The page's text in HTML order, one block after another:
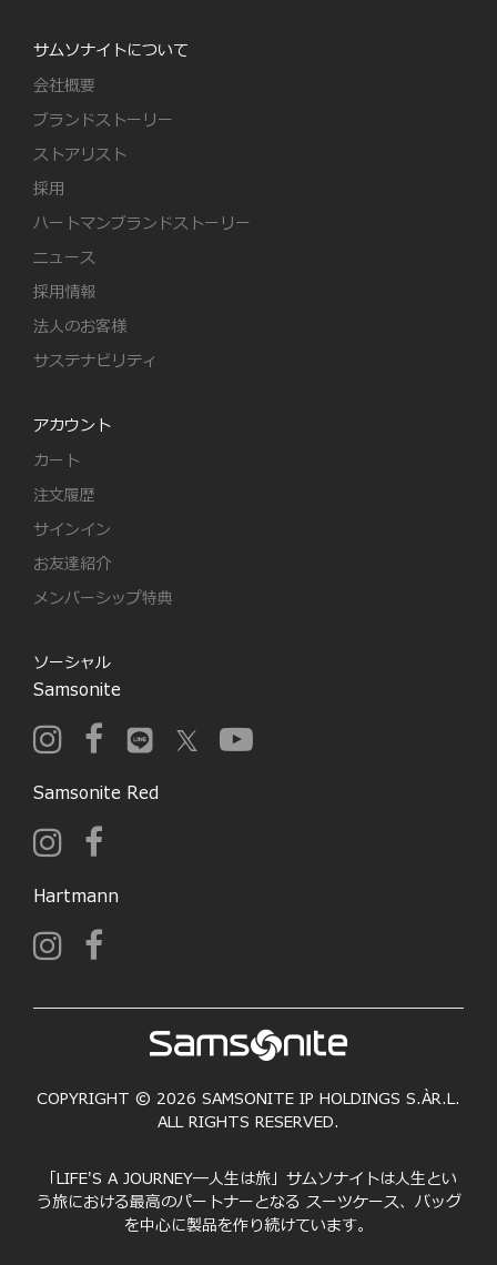
サムソナイトについて
会社概要
ブランドストーリー
ストアリスト
採用
ハートマンブランドストーリー
ニュース
採用情報
法人のお客様
サステナビリティ
アカウント
カート
注文履歴
サインイン
お友達紹介
メンバーシップ特典
ソーシャル
Samsonite
Samsonite Red
Hartmann
COPYRIGHT © 2026 SAMSONITE IP HOLDINGS S.ÀR.L.
ALL RIGHTS RESERVED.
「LIFE'S A JOURNEY―人生は旅」サムソナイトは人生とい
う旅における最高のパートナーとなる スーツケース、バッグ
を中心に製品を作り続けています。